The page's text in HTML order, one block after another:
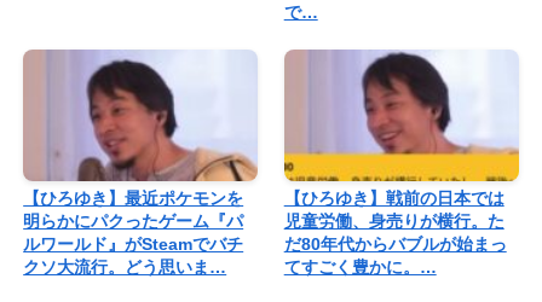
で…
【ひろゆき】最近ポケモンを
明らかにパクったゲーム『パ
ルワールド』がSteamでバチ
クソ大流行。どう思いま…
【ひろゆき】戦前の日本では
児童労働、身売りが横行。た
だ80年代からバブルが始まっ
てすごく豊かに。…